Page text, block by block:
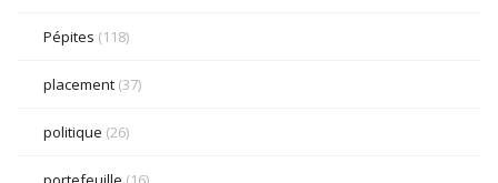
Pépites (118)
placement (37)
politique (26)